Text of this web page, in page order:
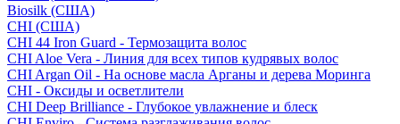
Biosilk (США)
CHI (США)
CHI 44 Iron Guard - Термозащита волос
CHI Aloe Vera - Линия для всех типов кудрявых волос
CHI Argan Oil - На основе масла Арганы и дерева Моринга
CHI - Оксиды и осветлители
CHI Deep Brilliance - Глубокое увлажнение и блеск